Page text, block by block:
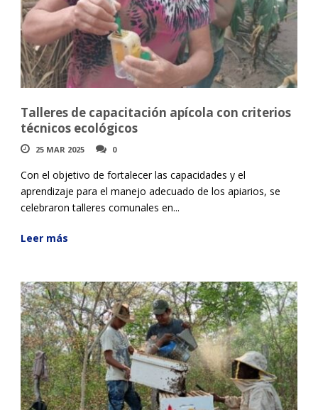
Talleres de capacitación apícola con criterios
técnicos ecológicos
25 MAR 2025 0
Con el objetivo de fortalecer las capacidades y el
aprendizaje para el manejo adecuado de los apiarios, se
celebraron talleres comunales en...
Leer más